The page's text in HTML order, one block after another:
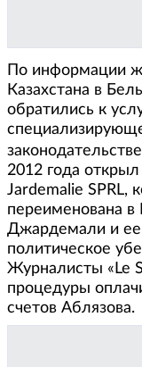
По информации
Казахстана в
обратились к
2012 года
Jardemalie SPRL,
переименована
Джардемали и ее
политическое
Журналисты «Le
процедуры
счетов Аблязова.